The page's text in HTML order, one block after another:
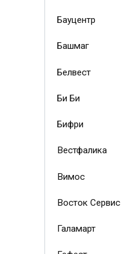
Бауцентр
Башмаг
Белвест
Би Би
Бифри
Вестфалика
Вимос
Восток Сервис
Галамарт